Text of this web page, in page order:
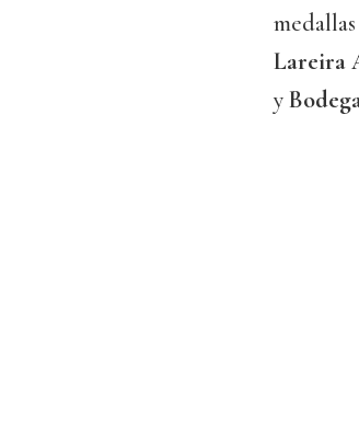
Lareira
y